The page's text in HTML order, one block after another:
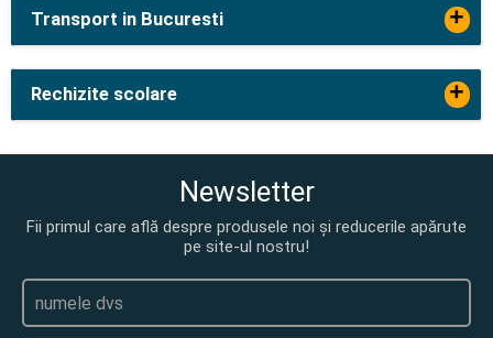
Transport in Bucuresti +
Rechizite scolare +
Newsletter
Fii primul care află despre produsele noi și reducerile apărute
pe site-ul nostru!